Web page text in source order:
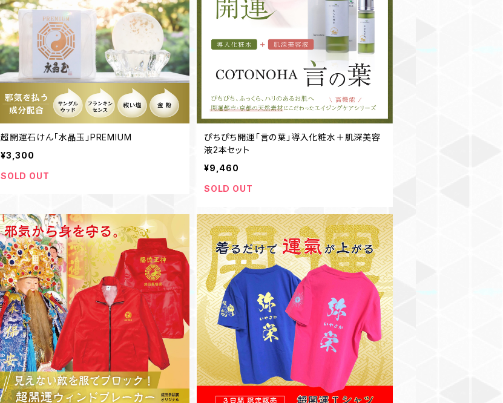
超開運石けん「水晶玉」PREMIUM
¥3,300
SOLD OUT
ぴちぴち開運「言の葉」導入化粧水＋肌深美容
液2本セット
¥9,460
SOLD OUT